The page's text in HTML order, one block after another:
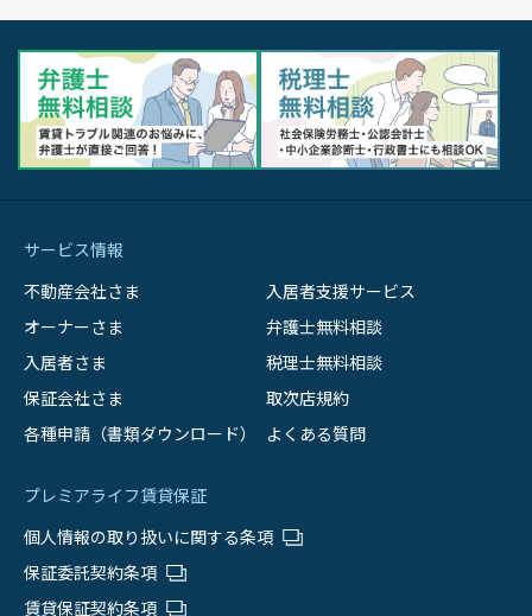
サービス情報
不動産会社さま
オーナーさま
入居者さま
保証会社さま
各種申請（書類ダウンロード）
よくある質問
入居者支援サービス
弁護士無料相談
税理士無料相談
取次店規約
プレミアライフ賃貸保証
個人情報の取り扱いに関する条項
保証委託契約条項
賃貸保証契約条項